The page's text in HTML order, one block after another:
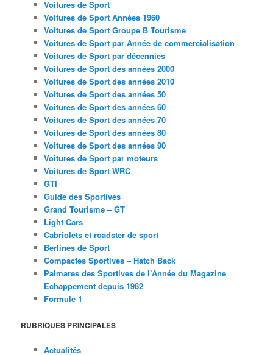
Voitures de Sport
Voitures de Sport Années 1960
Voitures de Sport Groupe B Tourisme
Voitures de Sport par Année de commercialisation
Voitures de Sport par décennies
Voitures de Sport des années 2000
Voitures de Sport des années 2010
Voitures de Sport des années 50
Voitures de Sport des années 60
Voitures de Sport des années 70
Voitures de Sport des années 80
Voitures de Sport des années 90
Voitures de Sport par moteurs
Voitures de Sport WRC
GTI
Guide des Sportives
Grand Tourisme – GT
Light Cars
Cabriolets et roadster de sport
Berlines de Sport
Compactes Sportives – Hatch Back
Palmares des Sportives de l’Année du Magazine
Echappement depuis 1982
Formule 1
RUBRIQUES PRINCIPALES
Actualités